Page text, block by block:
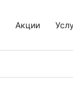
Акции